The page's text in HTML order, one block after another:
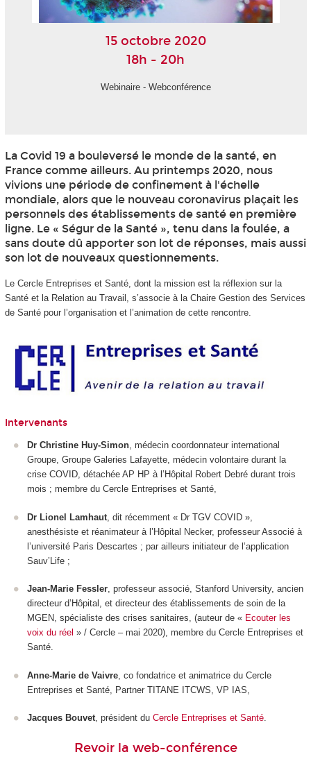
15 octobre 2020
18h - 20h
Webinaire - Webconférence
La Covid 19 a bouleversé le monde de la santé, en
France comme ailleurs. Au printemps 2020, nous
vivions une période de confinement à l'échelle
mondiale, alors que le nouveau coronavirus plaçait les
personnels des établissements de santé en première
ligne. Le « Ségur de la Santé », tenu dans la foulée, a
sans doute dû apporter son lot de réponses, mais aussi
son lot de nouveaux questionnements.
Le Cercle Entreprises et Santé, dont la mission est la réflexion sur la
Santé et la Relation au Travail, s’associe à la Chaire Gestion des Services
de Santé pour l’organisation et l’animation de cette rencontre.
Intervenants
Dr Christine Huy-Simon, médecin coordonnateur international
Groupe, Groupe Galeries Lafayette, médecin volontaire durant la
crise COVID, détachée AP HP à l’Hôpital Robert Debré durant trois
mois ; membre du Cercle Entreprises et Santé,
Dr Lionel Lamhaut , dit récemment « Dr TGV COVID »,
anesthésiste et réanimateur à l’Hôpital Necker, professeur Associé à
l’université Paris Descartes ; par ailleurs initiateur de l’application
Sauv’Life ;
Jean-Marie Fessler, professeur associé, Stanford University, ancien
directeur d’Hôpital, et directeur des établissements de soin de la
MGEN, spécialiste des crises sanitaires, (auteur de « Ecouter les
voix du réel » / Cercle – mai 2020), membre du Cercle Entreprises et
Santé.
Anne-Marie de Vaivre , co fondatrice et animatrice du Cercle
Entreprises et Santé, Partner TITANE ITCWS, VP IAS,
Jacques Bouvet, président du Cercle Entreprises et Santé.
Revoir la web-conférence